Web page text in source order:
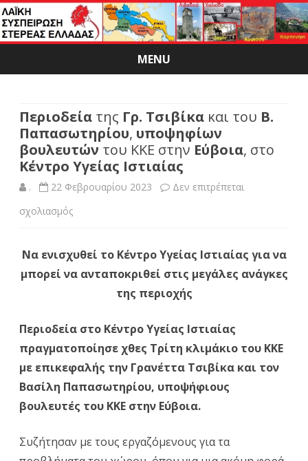
MENU
Skip
Περιοδεία της Γρ. Τσιβίκα και του Β.
Παπασωτηρίου, υποψηφίων
βουλευτών του ΚΚΕ στην Εύβοια, στο
Κέντρο Υγείας Ιστιαίας
. 22 Φεβρουαρίου 2023
Δεν επιτρέπεται
σχολιασμόςστο
της
Γρ.
και
του
Β.
Παπασωτηρίου,
βουλευτών
Να ενισχυθεί το Κέντρο Υγείας Ιστιαίας για να
μπορεί να ανταποκριθεί στις μεγάλες ανάγκες
της περιοχής
Περιοδεία στο Κέντρο Υγείας Ιστιαίας
πραγματοποίησε χθες Τρίτη κλιμάκιο του ΚΚΕ
με επικεφαλής την Γρανέττα Τσιβίκα και τον
Βασίλη Παπασωτηρίου, υποψήφιους
βουλευτές του ΚΚΕ στην Εύβοια.
Συζήτησαν με τους εργαζόμενους για τα